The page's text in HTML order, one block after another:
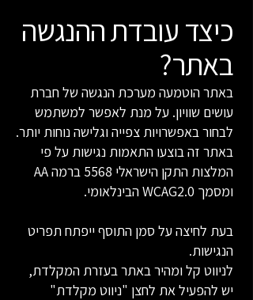
כיצד עובדת ההנגשה
באתר?
באתר הוטמעה מערכת הנגשה של חברת
עושים שוויון. על מנת לאפשר למשתמש
לבחור באפשרויות צפייה וגלישה נוחות יותר.
באתר זה בוצעו התאמות נגישות על פי
המלצות התקן הישראלי 5568 ברמה AA
ומסמך WCAG2.0 הבינלאומי.
בעת לחיצה על סמן התוסף ייפתח תפריט
הנגישות.
לניווט קל ומהיר באתר בעזרת המקלדת,
יש להפעיל את לחצן "ניווט מקלדת"